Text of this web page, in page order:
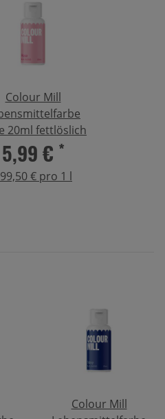
Colour Mill
20ml fettlöslich
5,99 € *
€ pro 1 l
Colour Mill